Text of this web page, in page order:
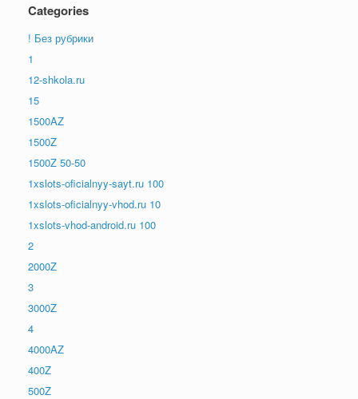
Categories
! Без рубрики
1
12-shkola.ru
15
1500AZ
1500Z
1500Z 50-50
1xslots-oficialnyy-sayt.ru 100
1xslots-oficialnyy-vhod.ru 10
1xslots-vhod-android.ru 100
2
2000Z
3
3000Z
4
4000AZ
400Z
500Z